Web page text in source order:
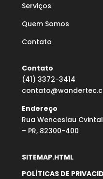
Serviços
Quem Somos
Contato
Contato
(41) 3372-3414
Endereço
Rua Wenceslau
– PR, 82300-400
SITEMAP.HTML
POLÍTICAS DE